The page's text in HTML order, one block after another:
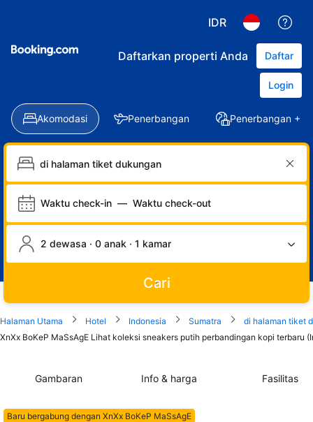
IDR
Daftarkan properti Anda Daftar
Login
Akomodasi Penerbangan Penerbangan +
Waktu check-in — Waktu check-out
2 dewasa · 0 anak · 1 kamar
Cari
Halaman Utama Hotel Indonesia Sumatra
di halaman tiket
XnXx BoKeP MaSsAgE Lihat koleksi sneakers putih perbandingan kopi terbaru
Gambaran Info & harga Fasilitas
Baru bergabung dengan XnXx BoKeP MaSsAgE